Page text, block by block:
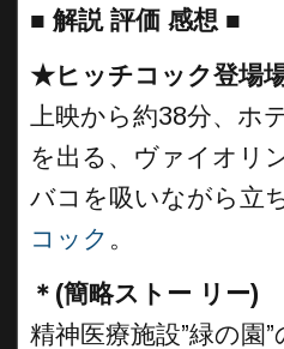
■ 解説 評価 感想 ■
★ヒッチコック登場
上映から約38分、ホ
を出る、ヴァイオリ
バコを吸いながら立
コック 。
＊(簡略ストー リー)
精神医療施設”緑の園